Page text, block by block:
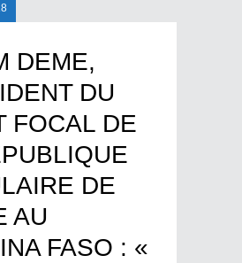
DEME,
DU
FOCAL DE
DE
AU
FASO : «